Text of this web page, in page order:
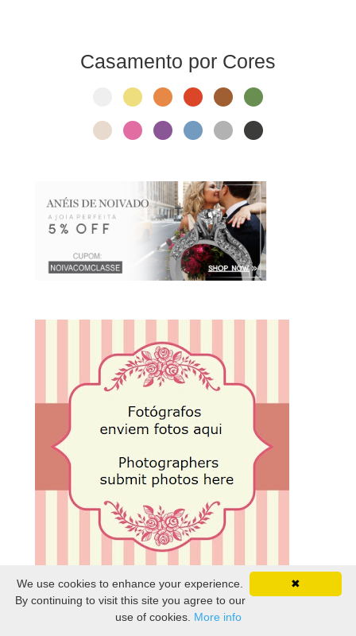
✖
We use cookies to enhance your experience.
By continuing to visit this site you agree to our
use of cookies. More info